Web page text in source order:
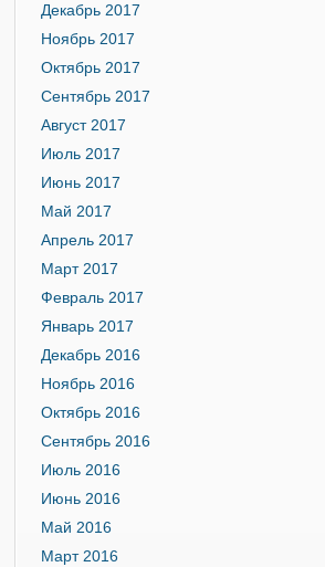
Декабрь 2017
Ноябрь 2017
Октябрь 2017
Сентябрь 2017
Август 2017
Июль 2017
Июнь 2017
Май 2017
Апрель 2017
Март 2017
Февраль 2017
Январь 2017
Декабрь 2016
Ноябрь 2016
Октябрь 2016
Сентябрь 2016
Июль 2016
Июнь 2016
Май 2016
Март 2016